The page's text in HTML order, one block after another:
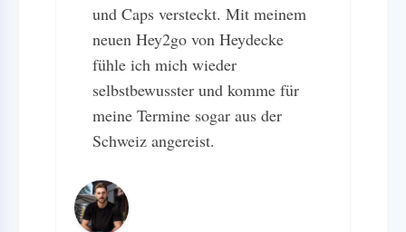
und Caps versteckt. Mit meinem
neuen Hey2go von Heydecke
fühle ich mich wieder
selbstbewusster und komme für
meine Termine sogar aus der
Schweiz angereist.